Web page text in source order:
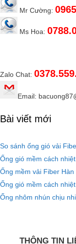
Mr Cường:
Ms Hoa:
Zalo Chat:
Email:
Bài viết mới
So sánh ống gió vải
Ống gió mềm cách
Ống mềm vải Fiber
Ống gió mềm cách
Ống nhôm nhún chịu
THÔNG TIN